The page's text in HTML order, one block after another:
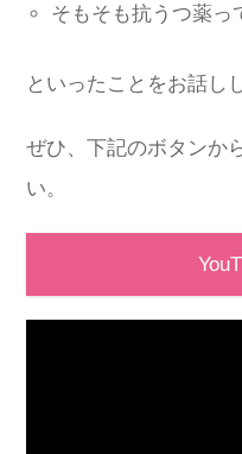
そもそも抗うつ薬っ
といったことをお話し
ぜひ、下記のボタンか
い。